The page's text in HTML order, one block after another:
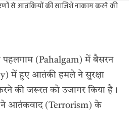
से आतंकियों की साजिशें नाकाम करने की
पहलगाम (Pahalgam) में बैसरन
में हुए आतंकी हमले ने सुरक्षा
की जरूरत को उजागर किया है।
ने आतंकवाद (Terrorism) के